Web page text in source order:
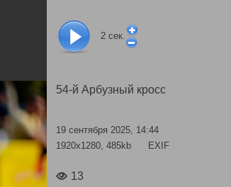
2 сек.
54-й Арбузный кросс
19 сентября 2025, 14:44
1920x1280, 485kb
EXIF
13